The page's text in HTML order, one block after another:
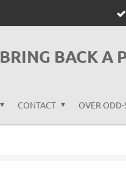
BRING BACK A
CONTACT OVER ODD-